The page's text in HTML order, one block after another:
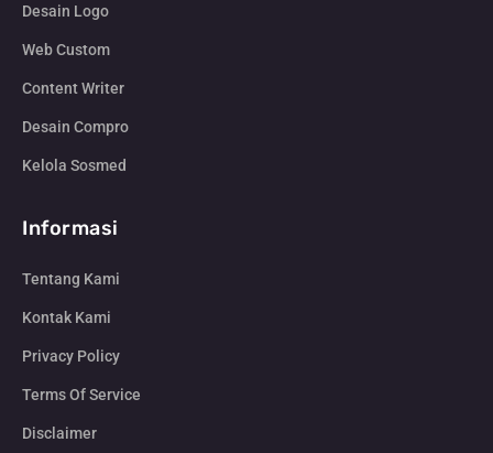
Desain Logo
Web Custom
Content Writer
Desain Compro
Kelola Sosmed
Informasi
Tentang Kami
Kontak Kami
Privacy Policy
Terms Of Service
Disclaimer